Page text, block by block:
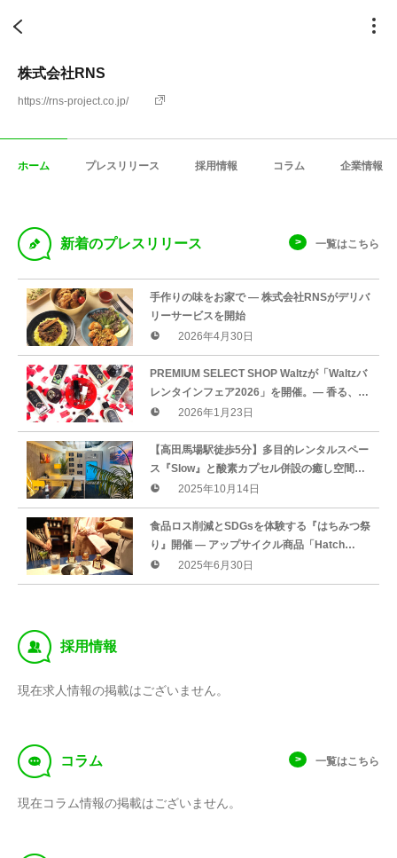
株式会社RNS
https://rns-project.co.jp/
ホーム プレスリリース 採用情報 コラム 企業情報
D 新着のプレスリリース 一覧はこちら
手作りの味をお家で ― 株式会社RNSがデリバ
リーサービスを開始
2026年4月30日
PREMIUM SELECT SHOP Waltzが「Waltzバ
レンタインフェア2026」を開催。― 香る、触
れる、大人のバレンタインギフト ―
2026年1月23日
【高田馬場駅徒歩5分】多目的レンタルスペー
ス『Slow』と酸素カプセル併設の癒し空間
『Paso』がリニューアルオープン！
2025年10月14日
食品ロス削減とSDGsを体験する『はちみつ祭
り』開催 — アップサイクル商品「Hatch
Cola」が登場
2025年6月30日
‰ 採用情報
現在求人情報の掲載はございません。
f コラム 一覧はこちら
現在コラム情報の掲載はございません。